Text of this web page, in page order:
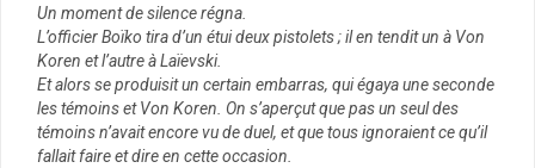
Un moment de silence régna.
L’officier Boïko tira d’un étui deux pistolets ; il en tendit un à Von
Koren et l’autre à Laïevski.
Et alors se produisit un certain embarras, qui égaya une seconde
les témoins et Von Koren. On s’aperçut que pas un seul des
témoins n’avait encore vu de duel, et que tous ignoraient ce qu’il
fallait faire et dire en cette occasion.